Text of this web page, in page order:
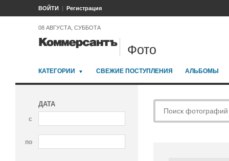
ВОЙТИ Регистрация
08 АВГУСТА, СУББОТА
Фото
КАТЕГОРИИ СВЕЖИЕ ПОСТУПЛЕНИЯ АЛЬБОМЫ
ДАТА
с
по